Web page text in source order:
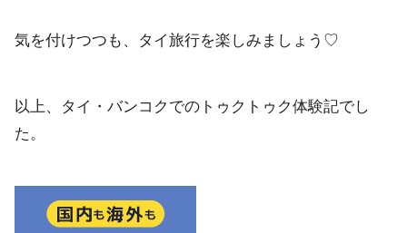
気を付けつつも、タイ旅行を楽しみましょう♡
以上、タイ・バンコクでのトゥクトゥク体験記でし
た。